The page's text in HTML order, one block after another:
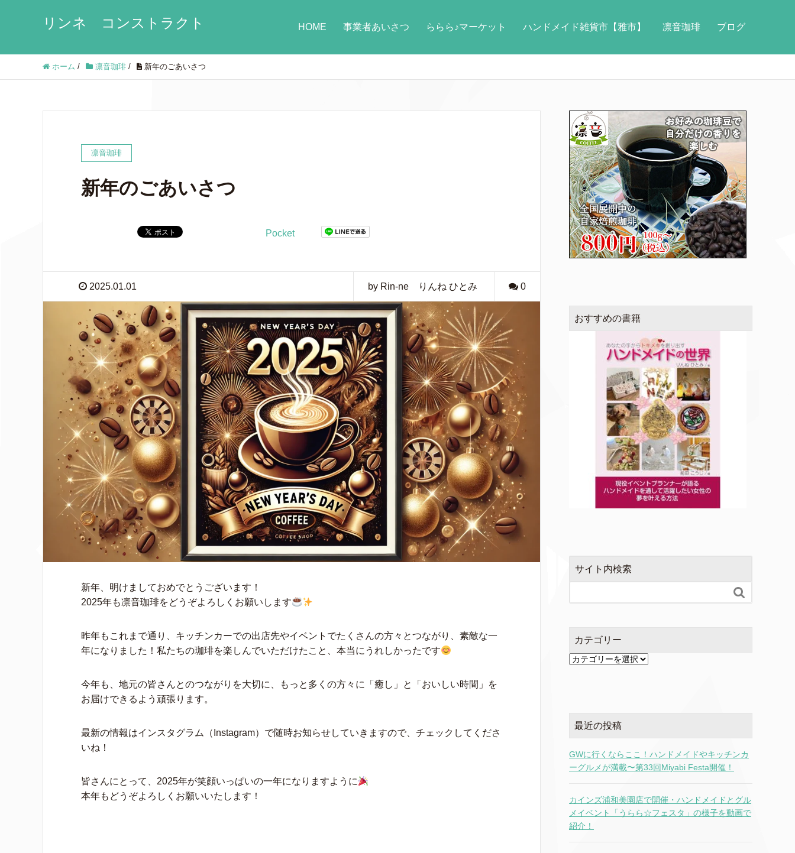
リンネ コンストラクト HOME 事業者あいさつ ららら♪マーケット ハンドメイド雑貨市【雅市】 凛音珈琲 ブログ
ホーム / 凛音珈琲 / 新年のごあいさつ
凛音珈琲
新年のごあいさつ
Pocket
2025.01.01 by Rin-ne りんね ひとみ 0
新年、明けましておめでとうございます！
2025年も凛音珈琲をどうぞよろしくお願いします
昨年もこれまで通り、キッチンカーでの出店先やイベントでたくさんの方々とつながり、素敵な一
年になりました！私たちの珈琲を楽しんでいただけたこと、本当にうれしかったです
今年も、地元の皆さんとのつながりを大切に、もっと多くの方々に「癒し」と「おいしい時間」を
お届けできるよう頑張ります。
最新の情報はインスタグラム（Instagram）で随時お知らせしていきますので、チェックしてくださ
いね！
皆さんにとって、2025年が笑顔いっぱいの一年になりますように
本年もどうぞよろしくお願いいたします！
おすすめの書籍
サイト内検索

カテゴリー
カ
最近の投稿
GWに行くならここ！ハンドメイドやキッチンカ
ーグルメが満載〜第33回Miyabi Festa開催！
カインズ浦和美園店で開催・ハンドメイドとグル
メイベント「うらら☆フェスタ」の様子を動画で
紹介！